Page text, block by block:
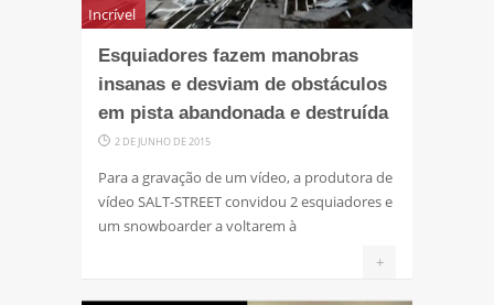
Incrível
Esquiadores fazem manobras
insanas e desviam de obstáculos
em pista abandonada e destruída
2 DE JUNHO DE 2015
Para a gravação de um vídeo, a produtora de
vídeo SALT-STREET convidou 2 esquiadores e
um snowboarder a voltarem à
+